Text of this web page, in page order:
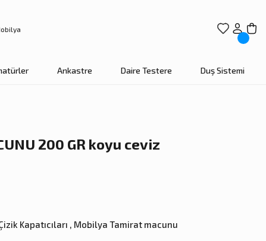
Ankastre Daire Testere Duş Sistemi
200 GR koyu ceviz
Kapatıcıları , Mobilya Tamirat macunu